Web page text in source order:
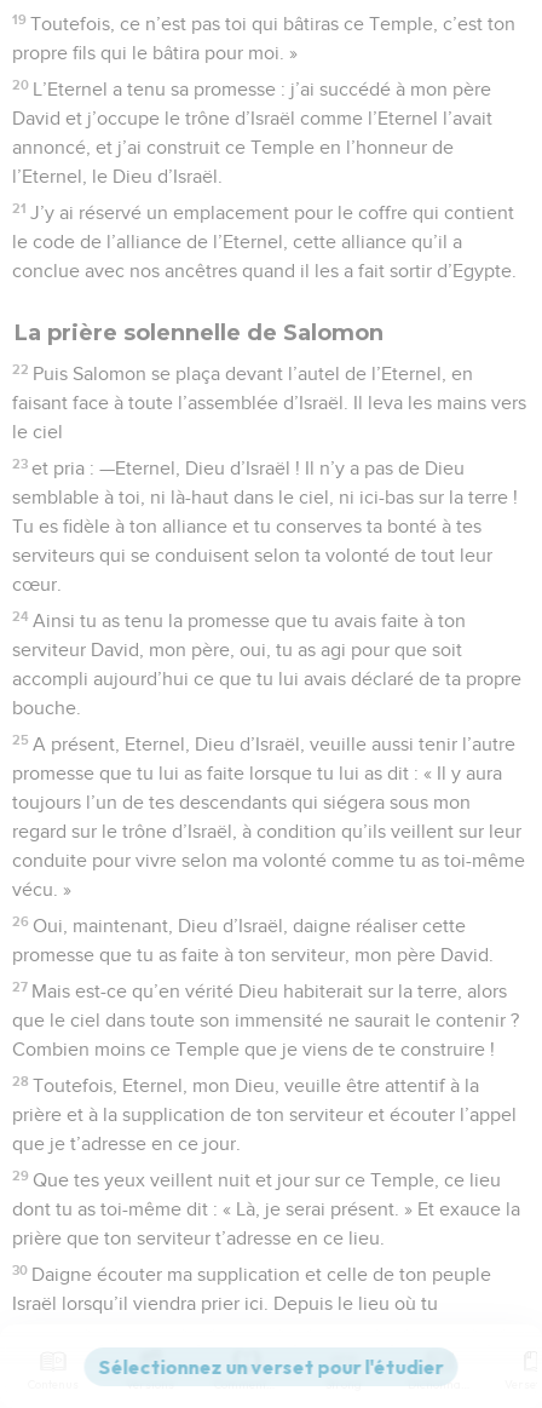
19 Toutefois, ce n’est pas toi qui bâtiras ce Temple, c’est ton
propre fils qui le bâtira pour moi. »
20 L’Eternel a tenu sa promesse : j’ai succédé à mon père
David et j’occupe le trône d’Israël comme l’Eternel l’avait
annoncé, et j’ai construit ce Temple en l’honneur de
l’Eternel, le Dieu d’Israël.
21 J’y ai réservé un emplacement pour le coffre qui contient
le code de l’alliance de l’Eternel, cette alliance qu’il a
conclue avec nos ancêtres quand il les a fait sortir d’Egypte.
La prière solennelle de Salomon
22 Puis Salomon se plaça devant l’autel de l’Eternel, en
faisant face à toute l’assemblée d’Israël. Il leva les mains vers
le ciel
23 et pria : —Eternel, Dieu d’Israël ! Il n’y a pas de Dieu
semblable à toi, ni là-haut dans le ciel, ni ici-bas sur la terre !
Tu es fidèle à ton alliance et tu conserves ta bonté à tes
serviteurs qui se conduisent selon ta volonté de tout leur
cœur.
24 Ainsi tu as tenu la promesse que tu avais faite à ton
serviteur David, mon père, oui, tu as agi pour que soit
accompli aujourd’hui ce que tu lui avais déclaré de ta propre
bouche.
25 A présent, Eternel, Dieu d’Israël, veuille aussi tenir l’autre
promesse que tu lui as faite lorsque tu lui as dit : « Il y aura
toujours l’un de tes descendants qui siégera sous mon
regard sur le trône d’Israël, à condition qu’ils veillent sur leur
conduite pour vivre selon ma volonté comme tu as toi-même
vécu. »
26 Oui, maintenant, Dieu d’Israël, daigne réaliser cette
promesse que tu as faite à ton serviteur, mon père David.
27 Mais est-ce qu’en vérité Dieu habiterait sur la terre, alors
que le ciel dans toute son immensité ne saurait le contenir ?
Combien moins ce Temple que je viens de te construire !
28 Toutefois, Eternel, mon Dieu, veuille être attentif à la
prière et à la supplication de ton serviteur et écouter l’appel
que je t’adresse en ce jour.
29 Que tes yeux veillent nuit et jour sur ce Temple, ce lieu
dont tu as toi-même dit : « Là, je serai présent. » Et exauce la
prière que ton serviteur t’adresse en ce lieu.
30 Daigne écouter ma supplication et celle de ton peuple
Israël lorsqu’il viendra prier ici. Depuis le lieu où tu
pardonner !
Versions Commentaires Strong